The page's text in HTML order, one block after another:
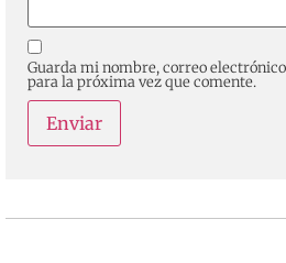
Guarda mi nombre, correo
para la próxima vez que comente.